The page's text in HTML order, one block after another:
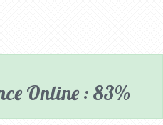
Online : 83%